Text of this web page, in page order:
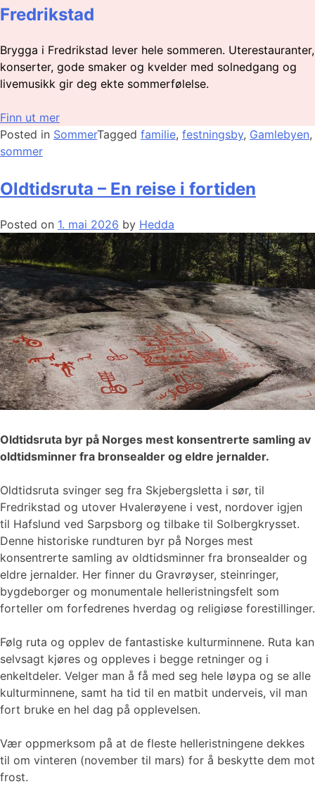
Fredrikstad
Brygga i Fredrikstad lever hele sommeren. Uterestauranter,
konserter, gode smaker og kvelder med solnedgang og
livemusikk gir deg ekte sommerfølelse.
Finn ut mer
Posted in SommerTagged familie, festningsby, Gamlebyen,
sommer
Oldtidsruta – En reise i fortiden
Posted on 1. mai 2026 by Hedda
Oldtidsruta byr på Norges mest konsentrerte samling av
oldtidsminner fra bronsealder og eldre jernalder.
Oldtidsruta svinger seg fra Skjebergsletta i sør, til
Fredrikstad og utover Hvalerøyene i vest, nordover igjen
til Hafslund ved Sarpsborg og tilbake til Solbergkrysset.
Denne historiske rundturen byr på Norges mest
konsentrerte samling av oldtidsminner fra bronsealder og
eldre jernalder. Her finner du Gravrøyser, steinringer,
bygdeborger og monumentale helleristningsfelt som
forteller om forfedrenes hverdag og religiøse forestillinger.
Følg ruta og opplev de fantastiske kulturminnene. Ruta kan
selvsagt kjøres og oppleves i begge retninger og i
enkeltdeler. Velger man å få med seg hele løypa og se alle
kulturminnene, samt ha tid til en matbit underveis, vil man
fort bruke en hel dag på opplevelsen.
Vær oppmerksom på at de fleste helleristningene dekkes
til om vinteren (november til mars) for å beskytte dem mot
frost.